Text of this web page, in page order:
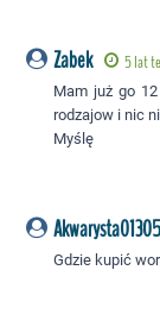
Zabek 5 lat
Mam już go
rodzajow i nic
Myślę
Gdzie kupić